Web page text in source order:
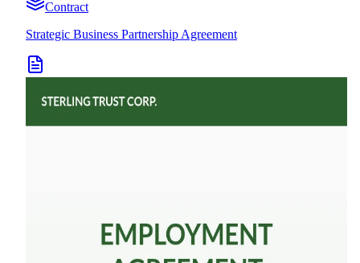
Contract
Strategic Business Partnership Agreement